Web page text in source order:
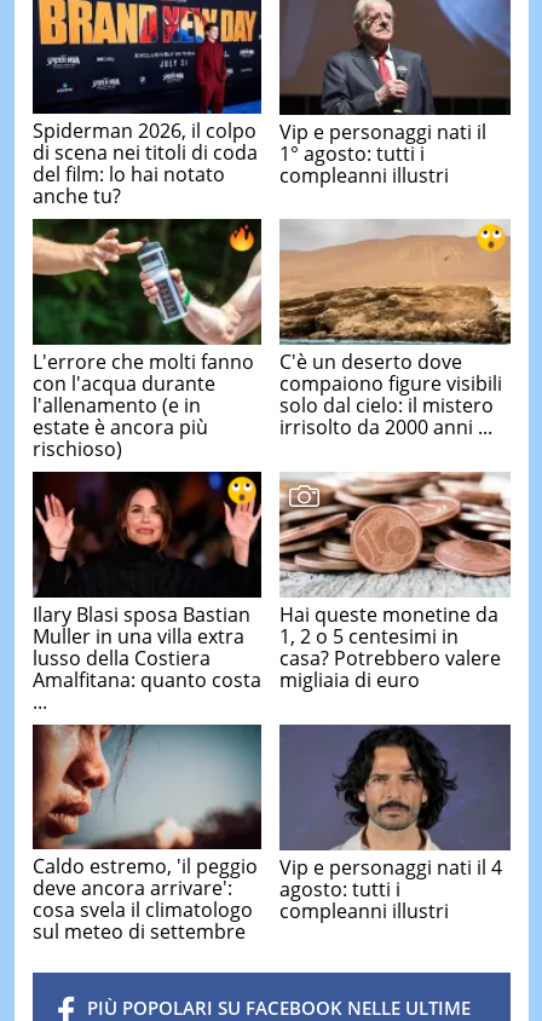
Spiderman 2026, il colpo
di scena nei titoli di coda
del film: lo hai notato
anche tu?
Vip e personaggi nati il
1° agosto: tutti i
compleanni illustri
L'errore che molti fanno
con l'acqua durante
l'allenamento (e in
estate è ancora più
rischioso)
C'è un deserto dove
compaiono figure visibili
solo dal cielo: il mistero
irrisolto da 2000 anni ...
Ilary Blasi sposa Bastian
Muller in una villa extra
lusso della Costiera
Amalfitana: quanto costa
...
Hai queste monetine da
1, 2 o 5 centesimi in
casa? Potrebbero valere
migliaia di euro
Caldo estremo, 'il peggio
deve ancora arrivare':
cosa svela il climatologo
sul meteo di settembre
Vip e personaggi nati il 4
agosto: tutti i
compleanni illustri
PIÙ POPOLARI SU FACEBOOK NELLE ULTIME